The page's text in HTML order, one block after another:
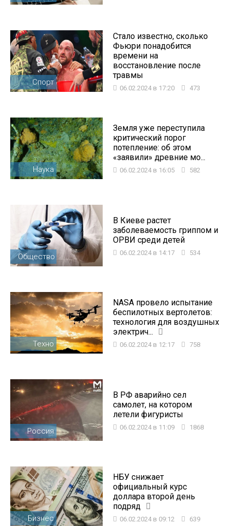
Спорт
Стало известно, сколько
Фьюри понадобится
времени на
восстановление после
травмы
06.02.2024 в 17:20 473
Наука
Земля уже переступила
критический порог
потепление: об этом
«заявили» древние мо...
06.02.2024 в 16:05 582
Общество
В Киеве растет
заболеваемость гриппом и
ОРВИ среди детей
06.02.2024 в 14:17 534
Техно
NASA провело испытание
беспилотных вертолетов:
технология для воздушных
электрич...
06.02.2024 в 12:17 758
Россия
В РФ аварийно сел
самолет, на котором
летели фигуристы
06.02.2024 в 11:09 1868
Бизнес
НБУ снижает
официальный курс
доллара второй день
подряд
06.02.2024 в 09:12 639